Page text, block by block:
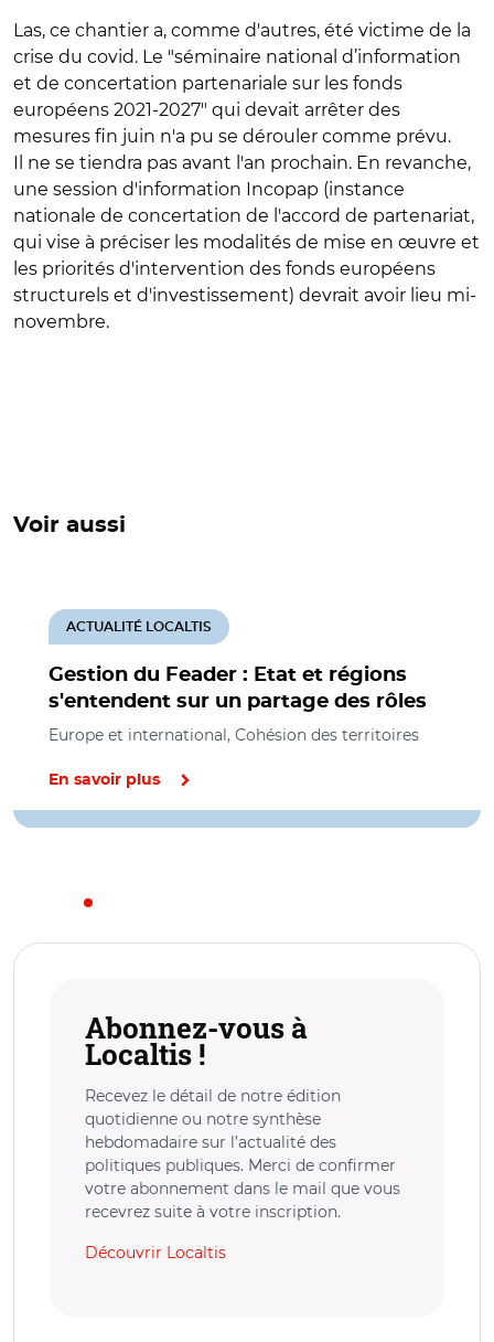
Las, ce chantier a, comme d'autres, été victime de la
crise du covid. Le "séminaire national d’information
et de concertation partenariale sur les fonds
européens 2021-2027" qui devait arrêter des
mesures fin juin n'a pu se dérouler comme prévu.
Il ne se tiendra pas avant l'an prochain. En revanche,
une session d'information Incopap (instance
nationale de concertation de l'accord de partenariat,
qui vise à préciser les modalités de mise en œuvre et
les priorités d'intervention des fonds européens
structurels et d'investissement) devrait avoir lieu mi-
novembre.
Voir aussi
Gestion du Feader : Etat et régions
s'entendent sur un partage des rôles
ACTUALITÉ LOCALTIS
Europe et international, Cohésion des territoires
En savoir plus
Abonnez-vous à
Localtis !
Recevez le détail de notre édition
quotidienne ou notre synthèse
hebdomadaire sur l’actualité des
politiques publiques. Merci de confirmer
votre abonnement dans le mail que vous
recevrez suite à votre inscription.
Découvrir Localtis